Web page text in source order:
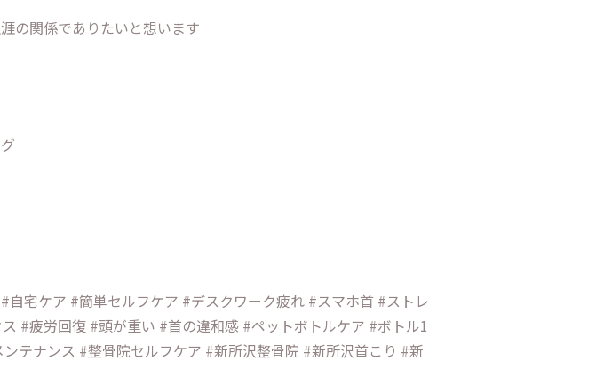
の関係でありたいと想います
宅ケア #簡単セルフケア #デスクワーク疲れ #スマホ首 #ストレ
#疲労回復 #頭が重い #首の違和感 #ペットボトルケア #ボトル1
テナンス #整骨院セルフケア #新所沢整骨院 #新所沢首こり #新